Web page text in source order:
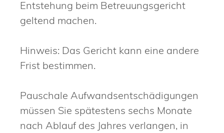
Entstehung beim Betreuungsgericht
geltend machen.
Hinweis: Das Gericht kann eine andere
Frist bestimmen.
Pauschale Aufwandsentschädigungen
müssen Sie spätestens sechs Monate
nach Ablauf des Jahres verlangen, in